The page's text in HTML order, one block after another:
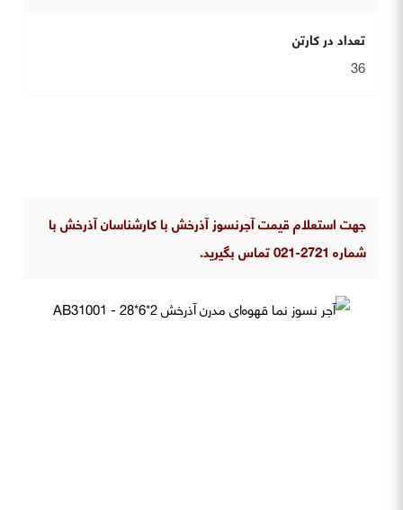
تعداد در کارتن
36
جهت استعلام قیمت آجرنسوز آذرخش با کارشناسان آذرخش با
شماره 2721-021 تماس بگیرید.